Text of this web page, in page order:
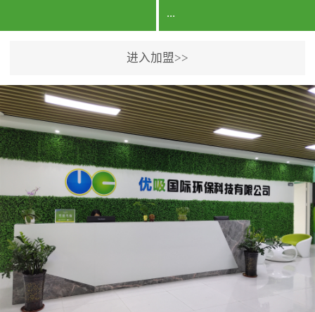
...
专利保护优势、双甲资质
企业（“室内环境净化治理
甲级施工资质”“室内环境
污染治理资质等级证
书”）、拥有多名高级《环
境工程高级工程师》室内
空气治理资格认证的治理
人员、掌握室内空气净化
治理实用技术和五项专利
技术、八项计算机软件著
作权登记证书等。研发实
进入加盟>>